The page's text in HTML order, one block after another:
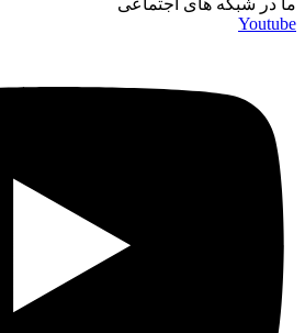
Youtube